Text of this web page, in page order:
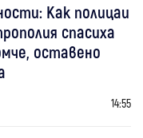
Как полицаи
спасиха
оставено
14:55